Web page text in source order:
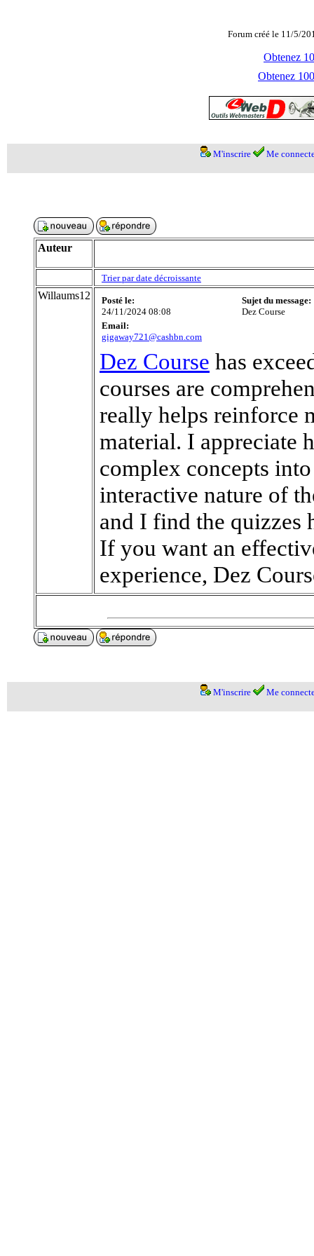
Forum créé le 11/5/
Obtenez
Obtenez
M'inscrire Me
Auteur
Trier par date décroissante
Willaums12
Posté le:
24/11/2024 08:08
Sujet du message:
Dez Course
Email:
gigaway721@cashbn.com
Dez Course has
courses are
really helps reinforce
material. I appreciate
complex concepts
interactive nature of
and I find the quizzes
If you want an
experience, Dez
M'inscrire Me